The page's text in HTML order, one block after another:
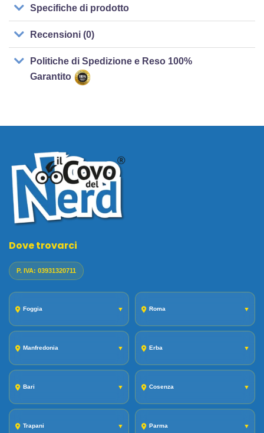
Specifiche di prodotto
Recensioni (0)
Politiche di Spedizione e Reso 100%
Garantito
Dove trovarci
P. IVA: 03931320711
Foggia ▼ Roma ▼
Manfredonia ▼ Erba ▼
Bari ▼ Cosenza ▼
Trapani ▼ Parma ▼